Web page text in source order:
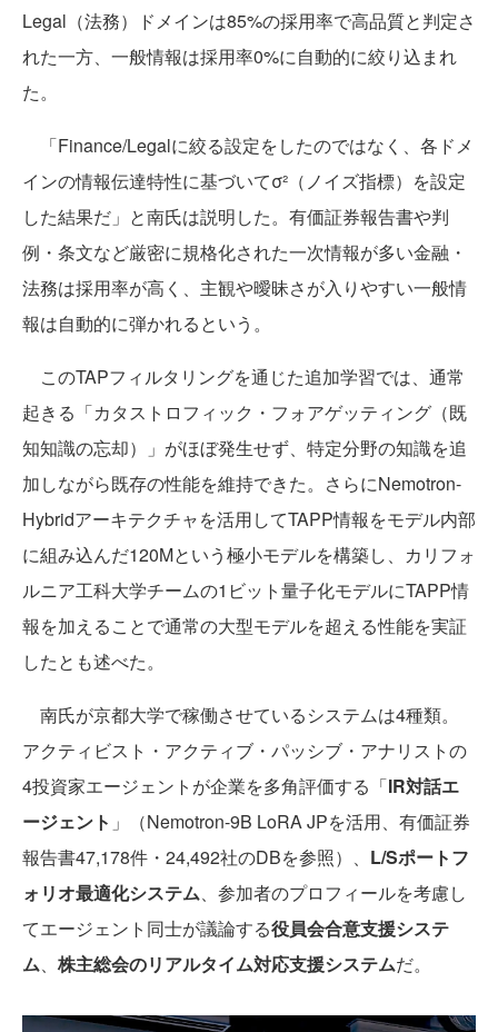
Legal（法務）ドメインは85%の採用率で高品質と判定さ
れた一方、一般情報は採用率0%に自動的に絞り込まれ
た。
「Finance/Legalに絞る設定をしたのではなく、各ドメ
インの情報伝達特性に基づいてσ²（ノイズ指標）を設定
した結果だ」と南氏は説明した。有価証券報告書や判
例・条文など厳密に規格化された一次情報が多い金融・
法務は採用率が高く、主観や曖昧さが入りやすい一般情
報は自動的に弾かれるという。
このTAPフィルタリングを通じた追加学習では、通常
起きる「カタストロフィック・フォアゲッティング（既
知知識の忘却）」がほぼ発生せず、特定分野の知識を追
加しながら既存の性能を維持できた。さらにNemotron-
Hybridアーキテクチャを活用してTAPP情報をモデル内部
に組み込んだ120Mという極小モデルを構築し、カリフォ
ルニア工科大学チームの1ビット量子化モデルにTAPP情
報を加えることで通常の大型モデルを超える性能を実証
したとも述べた。
南氏が京都大学で稼働させているシステムは4種類。
アクティビスト・アクティブ・パッシブ・アナリストの
4投資家エージェントが企業を多角評価する「IR対話エ
ージェント 」（Nemotron-9B LoRA JPを活用、有価証券
報告書47,178件・24,492社のDBを参照）、 L/Sポートフ
ォリオ最適化システム、参加者のプロフィールを考慮し
てエージェント同士が議論する役員会合意支援システ
ム、 株主総会のリアルタイム対応支援システムだ。